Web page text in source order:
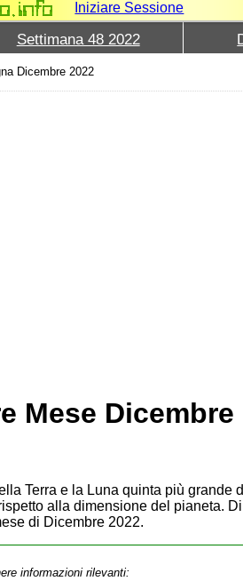
Iniziare Sessione
Settimana 48 2022
Dicembre 2022
Mese Dicembre
Terra e la Luna quinta più grande
alla dimensione del pianeta.
di Dicembre 2022.
informazioni rilevanti: